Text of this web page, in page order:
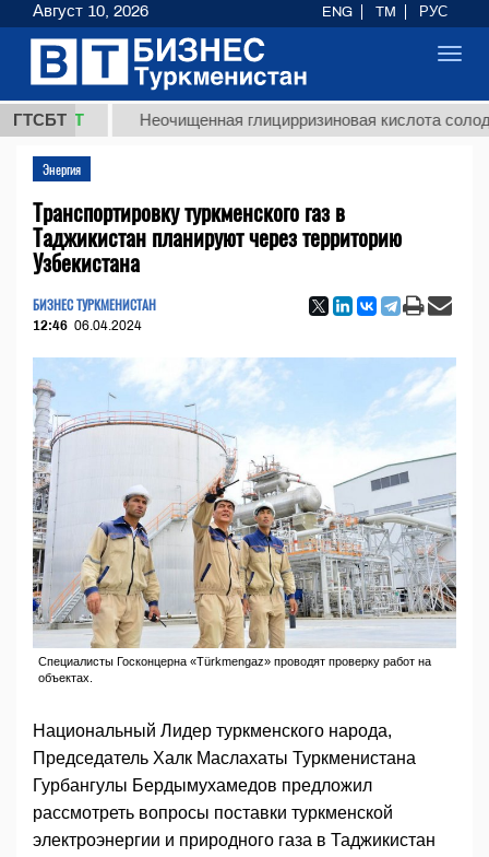
ГТСБТ Неочищенная глицирризиновая кислота
Энергия
Транспортировку туркменского газ в
Таджикистан планируют через территорию
Узбекистана
БИЗНЕС ТУРКМЕНИСТАН
12:46 06.04.2024
Специалисты Госконцерна «Türkmengaz» проводят проверку работ на
объектах.
Национальный Лидер туркменского народа,
Председатель Халк Маслахаты Туркменистана
Гурбангулы Бердымухамедов предложил
рассмотреть вопросы поставки туркменской
электроэнергии и природного газа в Таджикистан
Август 10, 2026 ENG TM РУС